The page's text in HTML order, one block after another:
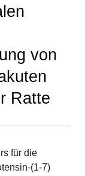
von
Ratte
für die
(1-7)